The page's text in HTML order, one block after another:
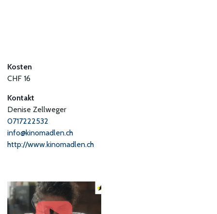
Kosten
CHF 16
Kontakt
Denise Zellweger
0717222532
info@kinomadlen.ch
http://www.kinomadlen.ch